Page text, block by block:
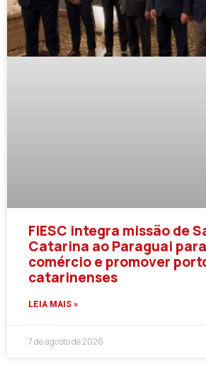
FIESC integra missão de
Catarina ao Paraguai
comércio e promover
catarinenses
LEIA MAIS »
7 de agosto de 2026